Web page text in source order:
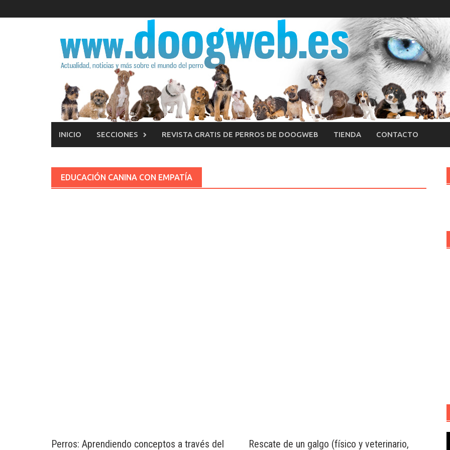
al
INICIO SECCIONES REVISTA GRATIS DE PERROS DE DOOGWEB TIENDA CONTACTO
EDUCACIÓN CANINA CON EMPATÍA
Perros: Aprendiendo conceptos a través del
Rescate de un galgo (físico y veterinario,